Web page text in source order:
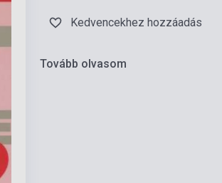
Kedvencekhez hozzáadás
Tovább olvasom